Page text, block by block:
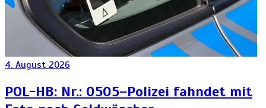
4. August 2026
POL-HB: Nr.: 0505–Polizei fahndet mit